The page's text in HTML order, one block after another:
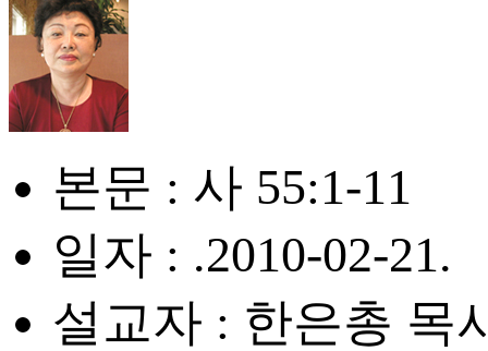
본문 : 사 55:1-11
일자 : .2010-02-21.
설교자 : 한은총 목